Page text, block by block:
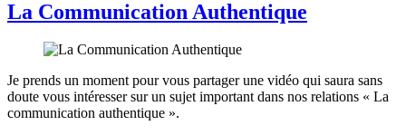
La Communication Authentique
Je prends un moment pour vous partager une vidéo qui saura sans
doute vous intéresser sur un sujet important dans nos relations « La
communication authentique ».